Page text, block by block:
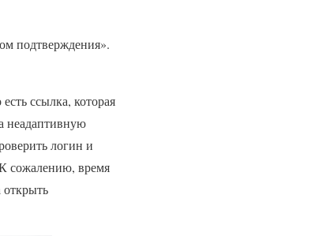
подтверждения».
ссылка, которая
неадаптивную
логин и
сожалению, время